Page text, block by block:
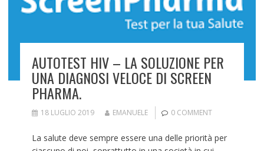
AUTOTEST HIV – LA SOLUZIONE PER
UNA DIAGNOSI VELOCE DI SCREEN
PHARMA.
18 LUGLIO 2019 EMANUELE 0 COMMENT
La salute deve sempre essere una delle priorità per